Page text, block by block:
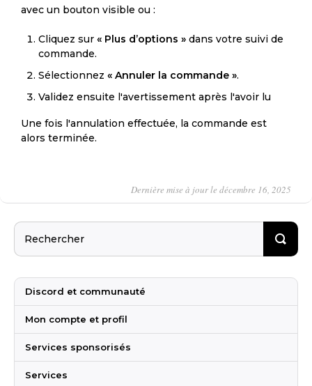
avec un bouton visible ou :
Cliquez sur « Plus d’options » dans votre suivi de
commande.
Sélectionnez « Annuler la commande ».
Validez ensuite l'avertissement après l'avoir lu
Une fois l'annulation effectuée, la commande est
alors terminée.
Dernière mise à jour le décembre 16, 2025
Discord et communauté
Mon compte et profil
Services sponsorisés
Services